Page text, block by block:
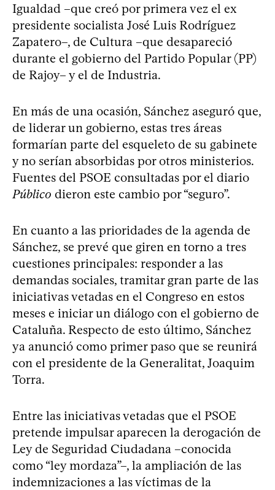
Igualdad –que creó por primera vez el ex
presidente socialista José Luis Rodríguez
Zapatero–, de Cultura –que desapareció
durante el gobierno del Partido Popular (PP)
de Rajoy– y el de Industria.
En más de una ocasión, Sánchez aseguró que,
de liderar un gobierno, estas tres áreas
formarían parte del esqueleto de su gabinete
y no serían absorbidas por otros ministerios.
Fuentes del PSOE consultadas por el diario
Público dieron este cambio por “seguro”.
En cuanto a las prioridades de la agenda de
Sánchez, se prevé que giren en torno a tres
cuestiones principales: responder a las
demandas sociales, tramitar gran parte de las
iniciativas vetadas en el Congreso en estos
meses e iniciar un diálogo con el gobierno de
Cataluña. Respecto de esto último, Sánchez
ya anunció como primer paso que se reunirá
con el presidente de la Generalitat, Joaquim
Torra.
Entre las iniciativas vetadas que el PSOE
pretende impulsar aparecen la derogación de
Ley de Seguridad Ciudadana –conocida
como “ley mordaza”–, la ampliación de las
indemnizaciones a las víctimas de la